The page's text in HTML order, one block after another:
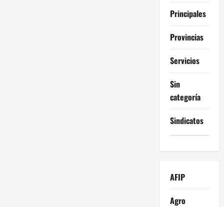
Principales
Provincias
Servicios
Sin
categoría
Sindicatos
AFIP
Agro